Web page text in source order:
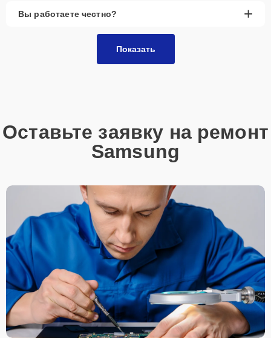
Вы работаете честно? +
Показать
Оставьте заявку на ремонт
Samsung